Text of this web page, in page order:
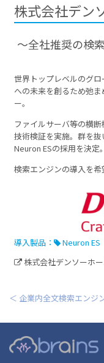
株式会社デン
〜全社推奨の検
世界トップレベルのグ
への未来を創るため弛
ー。
ファイルサーバ等の横
技術検証を実施。群を
Neuron ESの採用を決定。
検索エンジンの導入を希
導入製品：
Neuron ES
株式会社デンソーホ
＜ 企業内全文検索エンジ